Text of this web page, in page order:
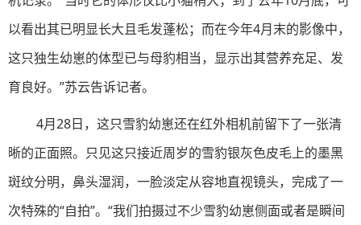
以看出其已明显长大且毛发蓬松；而在今年4月末的影像中，
这只独生幼崽的体型已与母豹相当，显示出其营养充足、发
育良好。”苏云告诉记者。
4月28日，这只雪豹幼崽还在红外相机前留下了一张清
晰的正面照。只见这只接近周岁的雪豹银灰色皮毛上的墨黑
斑纹分明，鼻头湿润，一脸淡定从容地直视镜头，完成了一
次特殊的“自拍”。“我们拍摄过不少雪豹幼崽侧面或者是瞬间